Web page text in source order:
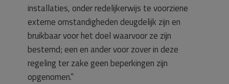
installaties, onder redelijkerwijs te voorziene
externe omstandigheden deugdelijk zijn en
bruikbaar voor het doel waarvoor ze zijn
bestemd; een en ander voor zover in deze
regeling ter zake geen beperkingen zijn
opgenomen.”